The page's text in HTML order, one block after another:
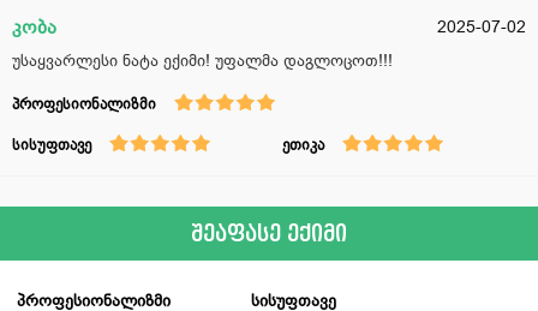
კობა
2025-07-02
უსაყვარლესი ნატა ექიმი! უფალმა დაგლოცოთ!!!
პროფესიონალიზმი
სისუფთავე ეთიკა
შეაფასე ექიმი
პროფესიონალიზმი სისუფთავე